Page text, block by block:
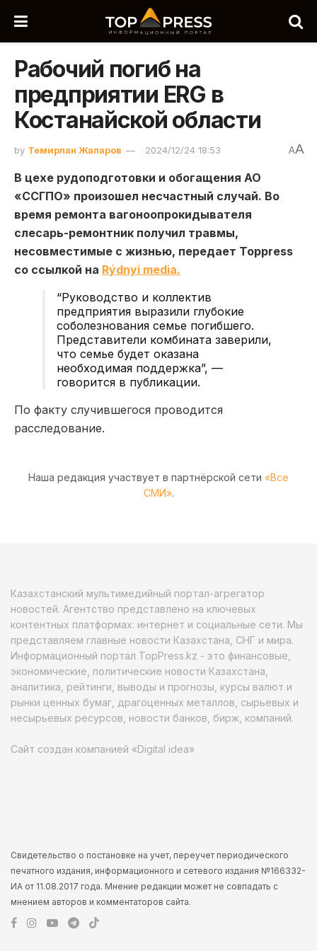
Рабочий погиб на
предприятии ERG в
Костанайской области
by Темирлан Жапаров 2024/12/24 18:53 AA
В цехе рудоподготовки и обогащения АО
«ССГПО» произошел несчастный случай. Во
время ремонта вагоноопрокидывателя
слесарь-ремонтник получил травмы,
несовместимые с жизнью, передает Toppress
со ссылкой на Rýdnyi media.
“Руководство и коллектив
предприятия выразили глубокие
соболезнования семье погибшего.
Представители комбината заверили,
что семье будет оказана
необходимая поддержка”, —
говорится в публикации.
По факту случившегося проводится
расследование.
Наша редакция участвует в партнёрской сети «Все
СМИ».
Казахстанский мультимедийный портал-агрегатор
новостей. Агентство представлено на ключевых
контентных платформах: интернет и социальные сети. Мы
представляем главные новости Казахстана, СНГ и мира.
Информационный портал TopPress.kz - это финансовые,
экономические, политические новости Казахстана,
аналитика, рейтинги, выводы и прогнозы, курсы валют и
рынки ценных бумаг, драгоценных металлов, сырьевых и
несырьевых ресурсов, новости банков, бирж, компаний.
Сайт создан компанией «Digital idea»
Свидетельство о постановке на учет, переучет периодического
печатного издания, информационного и сетевого издания №166332-
ИА от 11.08.2017 года. Мнение редакции может не совпадать с
мнением авторов и комментаторов сайта.